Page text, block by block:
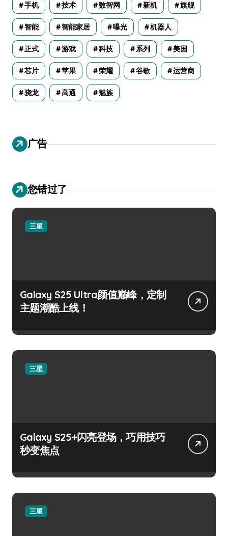
手机 技术 数智网 新机 旗舰
智能 智能家居 曝光 机器人
正式 游戏 科技 系列 美国
芯片 苹果 荣耀 谷歌 运营商
骁龙 高通 魅族
广告
您错过了
三星
Galaxy S25 Ultra颜值巅峰，定制
主题潮酷上线！
三星
Galaxy S25+闪亮登场，巧用技巧
秒变焦点
三星